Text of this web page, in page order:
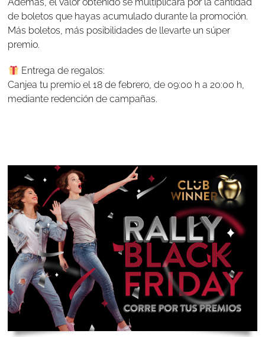
Además, el valor obtenido se multiplicará por la cantidad
de boletos que hayas acumulado durante la promoción.
Más boletos, más posibilidades de llevarte un súper
premio.
Entrega de regalos:
Canjea tu premio el 18 de febrero, de 09:00 h a 20:00 h,
mediante redención de campañas.